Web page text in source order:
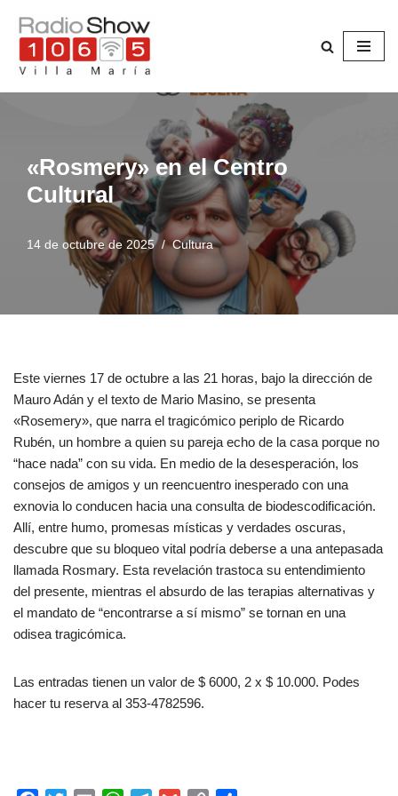
Saltar
al
contenido
«Rosmery» en el Centro
Cultural
14 de octubre de 2025 Cultura
Este viernes 17 de octubre a las 21 horas, bajo la dirección de
Mauro Adán y el texto de Mario Masino, se presenta
«Rosemery», que narra el tragicómico periplo de Ricardo
Rubén, un hombre a quien su pareja echo de la casa porque no
“hace nada” con su vida. En medio de la desesperación, los
consejos de amigos y un reencuentro inesperado con una
exnovia lo conducen hacia una consulta de biodescodificación.
Allí, entre humo, promesas místicas y verdades oscuras,
descubre que su bloqueo vital podría deberse a una antepasada
llamada Rosmary. Esta revelación trastoca su entendimiento
del presente, mientras el absurdo de las terapias alternativas y
el mandato de “encontrarse a sí mismo” se tornan en una
odisea tragicómica.
L️as entradas tienen un valor de $ 6000, 2 x $ 10.000. Podes
hacer tu reserva al 353-4782596.